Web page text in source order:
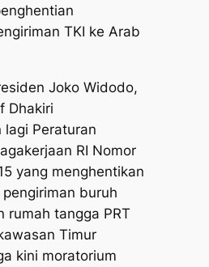
TKI ke Arab
Joko Widodo,
Dhakiri
lagi Peraturan
RI Nomor
yang menghentikan
buruh
rumah tangga PRT
Timur
kini moratorium